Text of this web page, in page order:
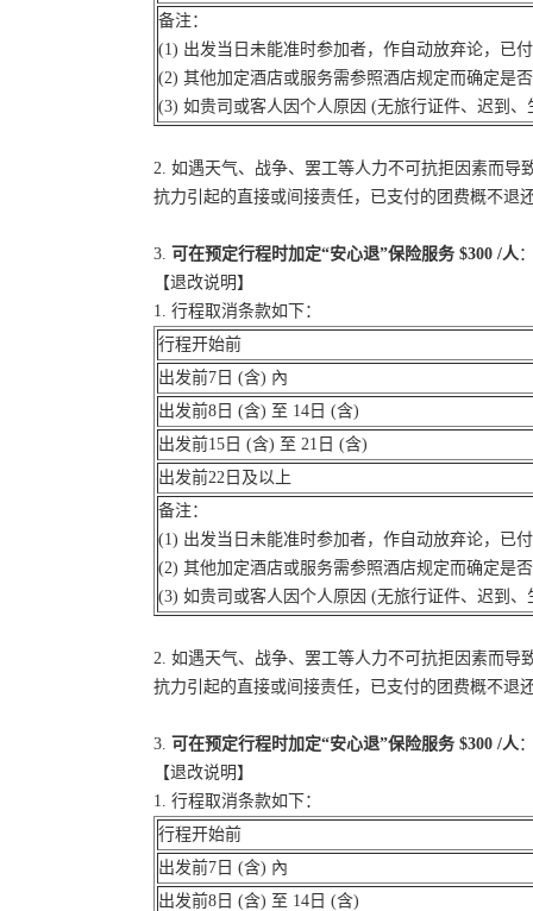
备注：
(1) 出发当日未能准时参加者，作自动放弃论，已
(2) 其他加定酒店或服务需参照酒店规定而确定是
(3) 如贵司或客人因个人原因 (无旅行证件、迟到
2. 如遇天气、战争、罢工等人力不可抗拒因素而
抗力引起的直接或间接责任，已支付的团费概不退
3. 可在预定行程时加定“安心退”保险服务 $300 /人
【退改说明】
1. 行程取消条款如下：
行程开始前
出发前7日 (含) 內
出发前8日 (含) 至 14日 (含)
出发前15日 (含) 至 21日 (含)
出发前22日及以上
备注：
(1) 出发当日未能准时参加者，作自动放弃论，已
(2) 其他加定酒店或服务需参照酒店规定而确定是
(3) 如贵司或客人因个人原因 (无旅行证件、迟到
2. 如遇天气、战争、罢工等人力不可抗拒因素而
抗力引起的直接或间接责任，已支付的团费概不退
3. 可在预定行程时加定“安心退”保险服务 $300 /人
【退改说明】
1. 行程取消条款如下：
行程开始前
出发前7日 (含) 內
出发前8日 (含) 至 14日 (含)